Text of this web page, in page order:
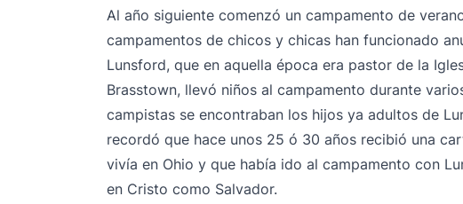
Al año siguiente comenzó un campamento de
campamentos de chicos y chicas han funcionado
Lunsford, que en aquella época era pastor de la
Brasstown, llevó niños al campamento durante
campistas se encontraban los hijos ya adultos de
recordó que hace unos 25 ó 30 años recibió una
vivía en Ohio y que había ido al campamento con
en Cristo como Salvador.